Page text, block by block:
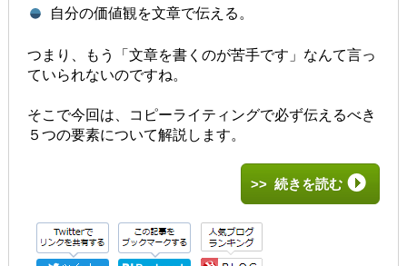
自分の価値観を文章で伝える。
つまり、もう「文章を書くのが苦手です」なんて言っ
ていられないのですね。
そこで今回は、コピーライティングで必ず伝えるべき
５つの要素について解説します。
>> 続きを読む